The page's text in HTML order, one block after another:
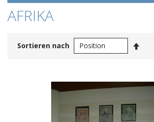
AFRIKA
Sortieren nach